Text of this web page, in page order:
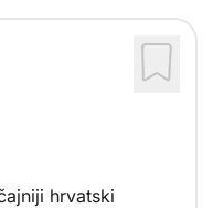
hrvatski